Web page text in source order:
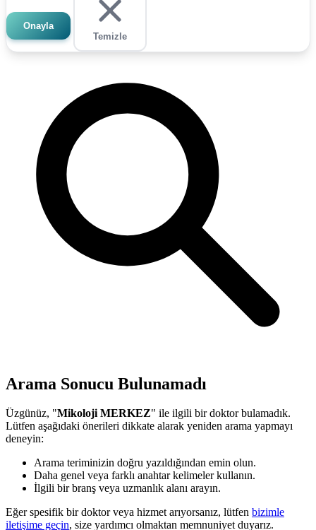
Onayla
Temizle
Arama Sonucu Bulunamadı
Üzgünüz, "Mikoloji MERKEZ" ile ilgili bir doktor bulamadık.
Lütfen aşağıdaki önerileri dikkate alarak yeniden arama yapmayı
deneyin:
Arama teriminizin doğru yazıldığından emin olun.
Daha genel veya farklı anahtar kelimeler kullanın.
İlgili bir branş veya uzmanlık alanı arayın.
Eğer spesifik bir doktor veya hizmet arıyorsanız, lütfen bizimle
iletişime geçin, size yardımcı olmaktan memnuniyet duyarız.